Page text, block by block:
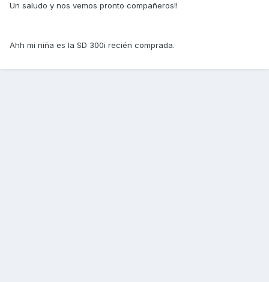
Un saludo y nos vemos pronto compañeros!!
Ahh mi niña es la SD 300i recién comprada.